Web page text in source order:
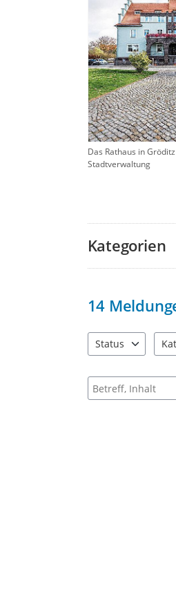
Das Rathaus in
Stadtverwaltung
Kategorien
14
Status
Suche nach